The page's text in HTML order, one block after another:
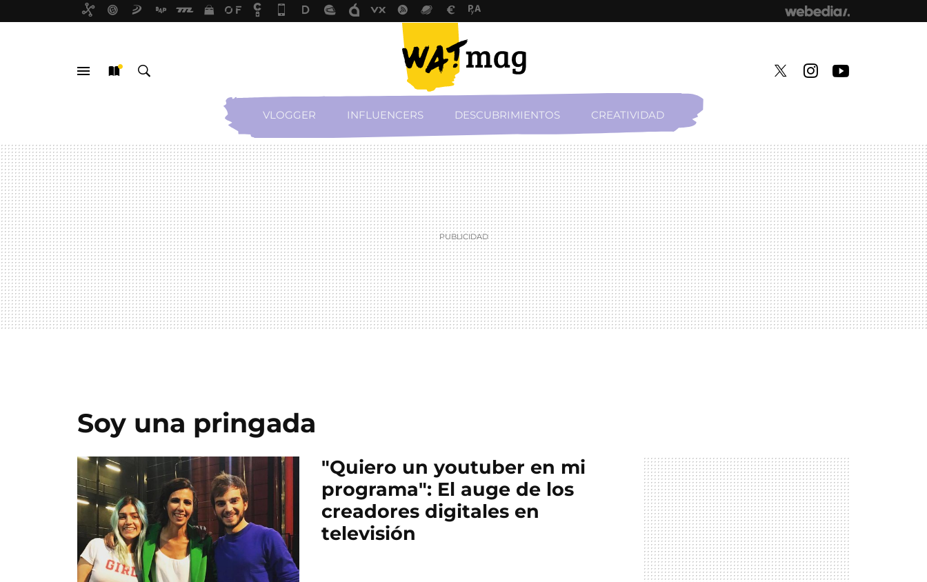
VLOGGER INFLUENCERS DESCUBRIMIENTOS CREATIVIDAD
Soy una pringada
"Quiero un youtuber en mi
programa": El auge de los
creadores digitales en
televisión